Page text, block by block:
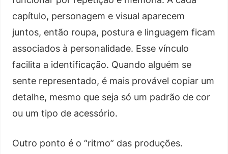
capítulo, personagem e visual aparecem
juntos, então roupa, postura e linguagem ficam
associados à personalidade. Esse vínculo
facilita a identificação. Quando alguém se
sente representado, é mais provável copiar um
detalhe, mesmo que seja só um padrão de cor
ou um tipo de acessório.
Outro ponto é o “ritmo” das produções.